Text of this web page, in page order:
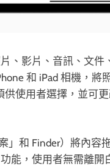
、影片、音訊、文
和 iPad 相機，
使用者選擇，並可
」和 Finder）將內
能，使用者無需離